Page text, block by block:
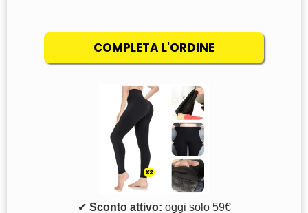
✔ Sconto attivo: oggi solo 59€